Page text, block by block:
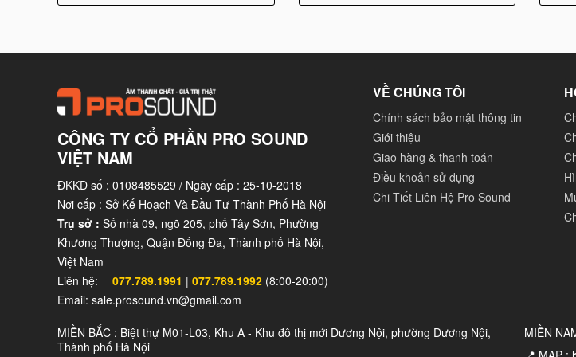
tăng cường trải nghiệm nghe và ca hát của người dùng.
âm thanh ấn tượng và trải nghiệm karaoke tuyệt vời cho người dùng.
JBL KI512 được thiết kế với vật liệu chất lượng cao và các yếu tố kỹ thuật tiên tiến để
thanh tốt nhất và độ bền trong suốt quá trình sử dụng.
Loa karaoke JBL KI512 mang đến âm thanh ngọt ngào, cảm
Loa JBL KI512 mang đến một trải nghiệm âm thanh đặc biệt, đem lại âm nhạc ngọt
giây phút của bạn. Có một số yếu tố giúp loa này đạt được chất âm đặc biệt như vậy:
JBL KI512 được trang bị công nghệ và linh kiện chất lượng, giúp tái hiện âm thanh một
động. Điều này làm cho tiếng hát trở nên trong trẻo, sâu lắng và tự nhiên hơn.
Loa bass của loa karaoke cao cấp JBL KI512 có khả năng tái hiện các dải âm trầm sâu
nhạc.
CÔNG TY CỔ PHẦN PRO SOUND
VIỆT NAM
ĐKKD số : 0108485529 / Ngày cấp : 25-10-2018
Nơi cấp : Sở Kế Hoạch Và Đầu Tư Thành Phố Hà Nội
Trụ sở : Số nhà 09, ngõ 205, phố Tây Sơn, Phường
Khương Thượng, Quận Đống Đa, Thành phố Hà Nội,
Việt Nam
Liên hệ:
077.789.1991 | 077.789.1992 (8:00-20:00)
Email: sale.prosound.vn@gmail.com
VỀ CHÚNG TÔI
Chính sách bảo mật thông tin
Giới thiệu
Giao hàng & thanh toán
Điều khoản sử dụng
Chi Tiết Liên Hệ Pro Sound
MIỀN BẮC : Biệt thự M01-L03, Khu A - Khu đô thị mới Dương Nội, phường Dương Nội,
Thành phố Hà Nội
MIỀN